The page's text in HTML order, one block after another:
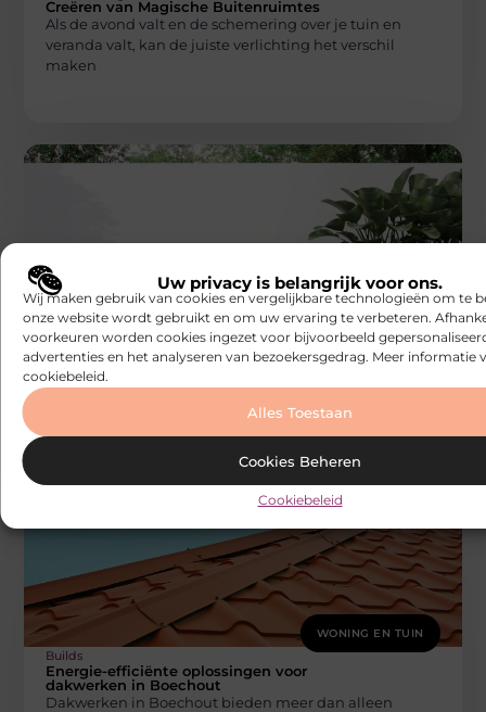
Uw privacy is belangrijk voor ons.
Wij maken gebruik van cookies en vergelijkbare technologieën om te
onze website wordt gebruikt en om uw ervaring te verbeteren.
voorkeuren worden cookies ingezet voor bijvoorbeeld
advertenties en het analyseren van bezoekersgedrag. Meer informatie
cookiebeleid.
Alles Toestaan
Cookies Beheren
Cookiebeleid
Creëren van Magische Buitenruimtes
Als de avond valt en de schemering over je tuin en
veranda valt, kan de juiste verlichting het verschil
maken
WONING EN TUIN
Builds
Het installatieproces van een zwembad
door een zwembadleverancier in Wetteren
Het installeren van een zwembad is een groot project
dat vraagt om precisie en expertise. Als u op zoek bent
WONING EN TUIN
Builds
Energie-efficiënte oplossingen voor
dakwerken in Boechout
Dakwerken in Boechout bieden meer dan alleen